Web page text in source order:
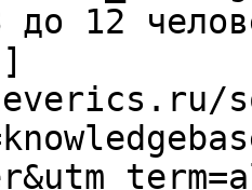
до 12